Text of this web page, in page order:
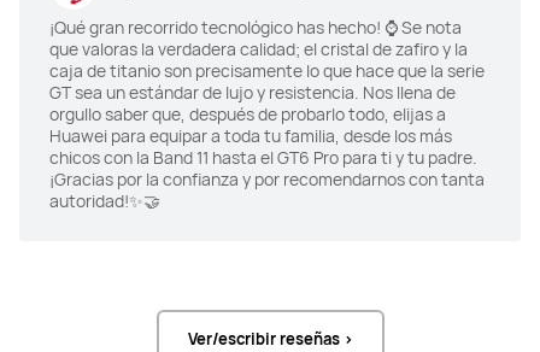
¡Qué gran recorrido tecnológico has hecho! ⌚ Se nota
que valoras la verdadera calidad; el cristal de zafiro y la
caja de titanio son precisamente lo que hace que la serie
GT sea un estándar de lujo y resistencia. Nos llena de
orgullo saber que, después de probarlo todo, elijas a
Huawei para equipar a toda tu familia, desde los más
chicos con la Band 11 hasta el GT6 Pro para ti y tu padre.
¡Gracias por la confianza y por recomendarnos con tanta
autoridad!✨🤝
Ver/escribir reseñas >